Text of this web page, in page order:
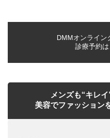
DMMオンライン
診療予約は
メンズも“キレ
美容でファッション